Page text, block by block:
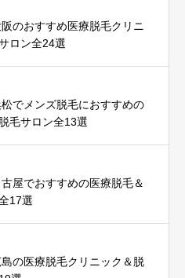
のおすすめ医療脱毛クリニ
ロン全24選
でメンズ脱毛におすすめの
毛サロン全13選
屋でおすすめの医療脱毛＆
17選
の医療脱毛クリニック＆脱